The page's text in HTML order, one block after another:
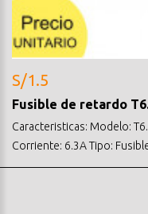
S/1.5
Fusible de retardo
Caracteristicas: Modelo:
Corriente: 6.3A Tipo: